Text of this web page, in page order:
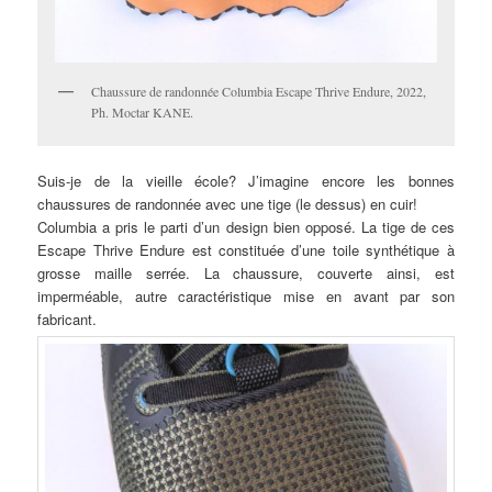
Chaussure de randonnée Columbia Escape Thrive Endure, 2022,
Ph. Moctar KANE.
Suis-je de la vieille école? J’imagine encore les bonnes
chaussures de randonnée avec une tige (le dessus) en cuir!
Columbia a pris le parti d’un design bien opposé. La tige de ces
Escape Thrive Endure est constituée d’une toile synthétique à
grosse maille serrée. La chaussure, couverte ainsi, est
imperméable, autre caractéristique mise en avant par son
fabricant.